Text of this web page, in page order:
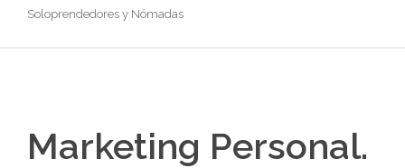
Soloprendedores y Nómadas
Marketing Personal.